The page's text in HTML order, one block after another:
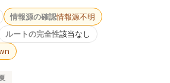
情報源の確認情報源不明
ルートの完全性該当なし